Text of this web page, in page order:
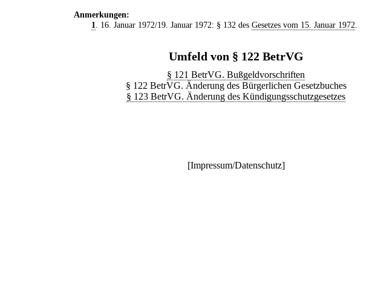
Anmerkungen:
1
. 16. Januar 1972/19. Januar 1972: § 132 des Gesetzes vom 15. Januar 1972
Umfeld von § 122 BetrVG
§ 121 BetrVG. Bußgeldvorschriften
§ 122 BetrVG. Änderung des Bürgerlichen Gesetzbuches
§ 123 BetrVG. Änderung des Kündigungsschutzgesetzes
[Impressum/Datenschutz]